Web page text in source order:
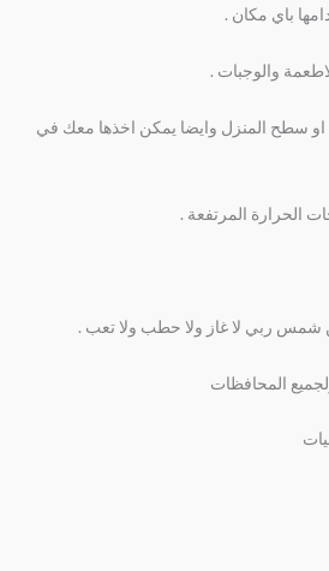
باي مكان .
والوجبات .
او سطح المنزل وايضا يمكن اخذها معك في
الحرارة المرتفعة .
شمس ربي لا غاز ولا حطب ولا تعب .
المحافظات